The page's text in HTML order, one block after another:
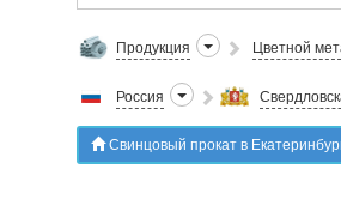
Продукция Цветной
Россия
Свинцовый прокат в